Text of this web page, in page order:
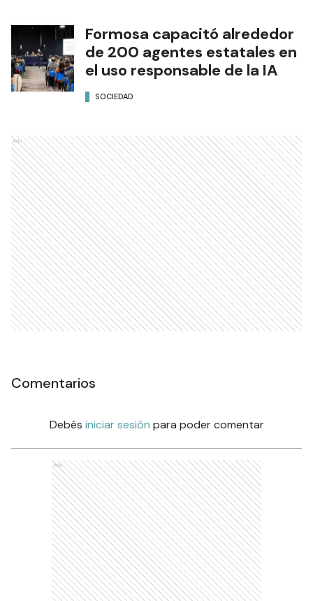
Formosa capacitó alrededor
de 200 agentes estatales en
el uso responsable de la IA
SOCIEDAD
Ads
Comentarios
Debés iniciar sesión para poder comentar
Ads